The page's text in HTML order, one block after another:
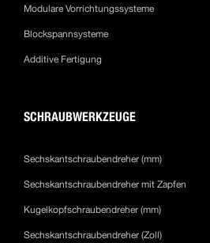
Modulare Vorrichtungssysteme
Blockspannsysteme
Additive Fertigung
SCHRAUBWERKZEUGE
Sechskantschraubendreher (mm)
Sechskantschraubendreher mit Zapfen
Kugelkopfschraubendreher (mm)
Sechskantschraubendreher (Zoll)